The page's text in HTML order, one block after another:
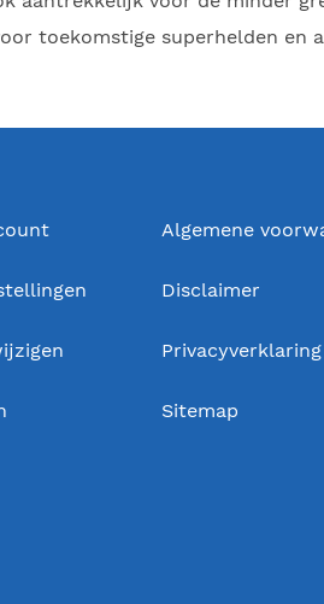
toekomstige superhelden en
Algemene
Disclaimer
Privacyverklaring
Sitemap